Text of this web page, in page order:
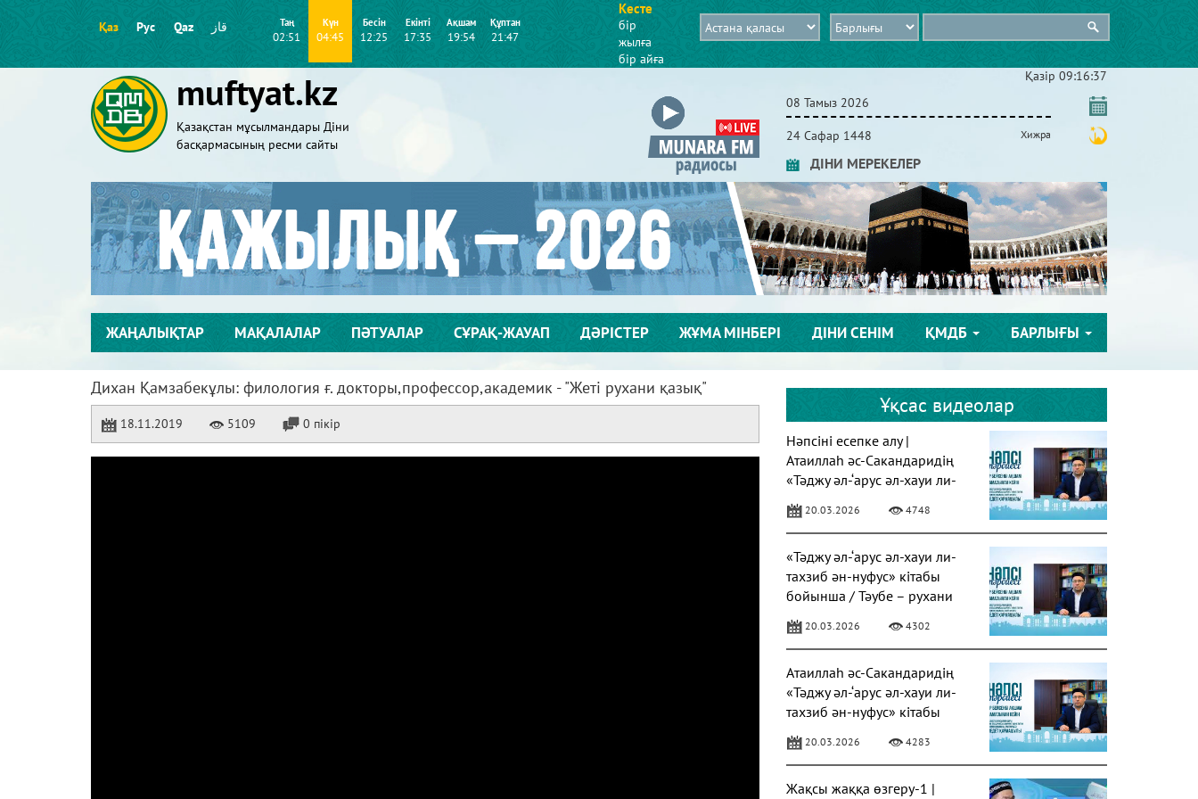
Қаз Рус Qaz قاز Таң
02:51
Күн
04:45
Бесін
12:25
Екінті
17:35
Ақшам
19:54
Құптан
21:47
Кесте
бір
жылға
бір айға
muftyat.kz
Қазақстан мұсылмандары Діни
басқармасының ресми сайты
Қазір 09:16:37
08 Тамыз 2026
24 Сафар 1448 Хижра
ДІНИ МЕРЕКЕЛЕР
ЖАҢАЛЫҚТАР МАҚАЛАЛАР ПӘТУАЛАР СҰРАҚ-ЖАУАП ДӘРІСТЕР ЖҰМА МІНБЕРІ ДІНИ СЕНІМ ҚМДБ БАРЛЫҒЫ
Дихан Қамзабекұлы: филология ғ. докторы,профессор,академик - "Жеті рухани қазық"
18.11.2019 5109 0 пікір
Ұқсас видеолар
Нәпсіні есепке алу |
Атаиллаһ әс-Сакандаридің
«Тәджу әл-‘арус әл-хауи ли-
20.03.2026 4748
«Тәджу әл-‘арус әл-хауи ли-
тахзиб ән-нуфус» кітабы
бойынша / Тәубе – рухани
20.03.2026 4302
Атаиллаһ әс-Сакандаридің
«Тәджу әл-‘арус әл-хауи ли-
тахзиб ән-нуфус» кітабы
20.03.2026 4283
Жақсы жаққа өзгеру-1 |